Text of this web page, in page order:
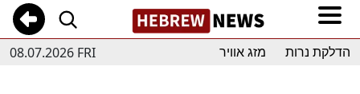
08.07.2026 FRI הדלקת נרות מזג אוויר